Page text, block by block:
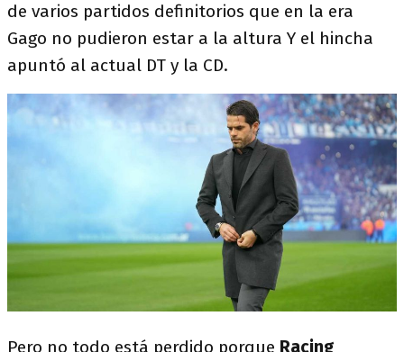
de varios partidos definitorios que en la era
Gago no pudieron estar a la altura Y el hincha
apuntó al actual DT y la CD.
Pero no todo está perdido porque Racing